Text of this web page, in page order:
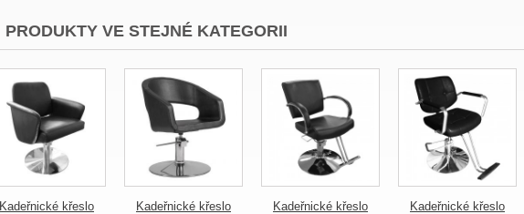
PRODUKTY VE STEJNÉ KATEGORII
Kadeřnické křeslo
Kadeřnické křeslo
Kadeřnické křeslo
Kadeřnické křeslo